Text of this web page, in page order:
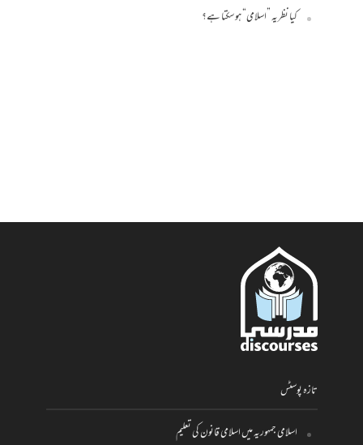
کیا نظریہ ”اسلامی“ ہو سکتا ہے؟
تازہ پوسٹس
اسلامی جمہوریہ میں اسلامی قانون کی تعلیم